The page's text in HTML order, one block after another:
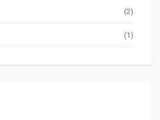
(2)
(1)